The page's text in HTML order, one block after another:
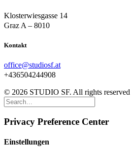
Klosterwiesgasse 14
Graz A – 8010
Kontakt
office@studiosf.at
+436504244908
© 2026 STUDIO SF. All rights reserved
Privacy Preference Center
Einstellungen